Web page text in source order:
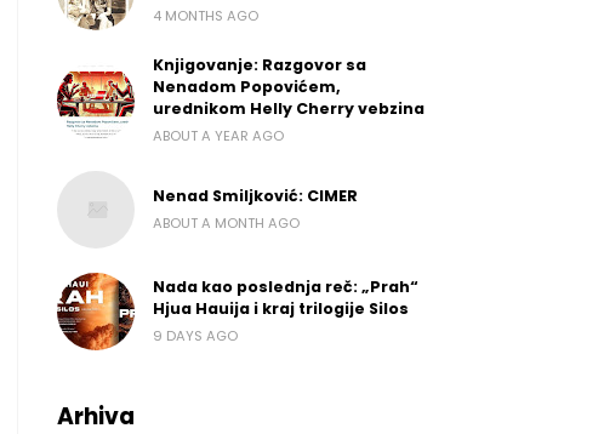
4 MONTHS AGO
Knjigovanje: Razgovor sa
Nenadom Popovićem,
urednikom Helly Cherry vebzina
ABOUT A YEAR AGO
Nenad Smiljković: CIMER
ABOUT A MONTH AGO
Nada kao poslednja reč: „Prah“
Hjua Hauija i kraj trilogije Silos
9 DAYS AGO
Arhiva